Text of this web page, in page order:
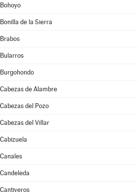
Bohoyo
Bonilla de la Sierra
Brabos
Bularros
Burgohondo
Cabezas de Alambre
Cabezas del Pozo
Cabezas del Villar
Cabizuela
Canales
Candeleda
Cantiveros